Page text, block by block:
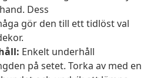
Dess
gör den till ett tidlöst val
Enkelt underhåll
på setet. Torka av med en